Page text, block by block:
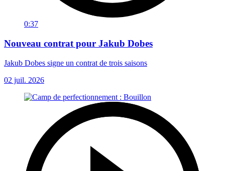
0:37
Nouveau contrat pour Jakub Dobes
Jakub Dobes signe un contrat de trois saisons
02 juil. 2026